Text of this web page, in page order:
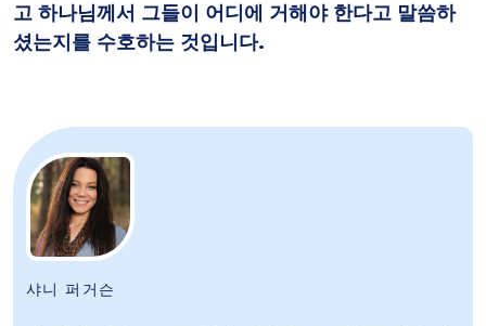
고 하나님께서 그들이 어디에 거해야 한다고 말씀하
셨는지를 수호하는 것입니다.
샤니 퍼거슨